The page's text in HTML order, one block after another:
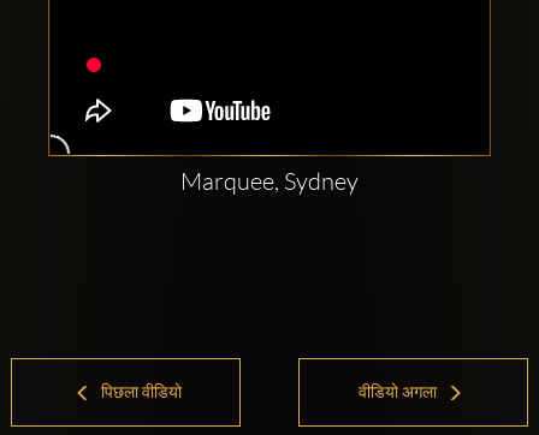
Marquee, Sydney
पिछला वीडियो वीडियो अगला